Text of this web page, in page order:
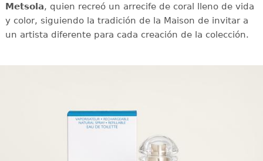
Metsola, quien recreó un arrecife de coral lleno de vida
y color, siguiendo la tradición de la Maison de invitar a
un artista diferente para cada creación de la colección.